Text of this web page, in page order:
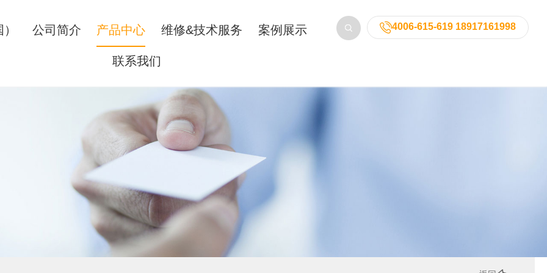
4006-615-619 18917161998
公司简介 产品中心 维修&技术服务 案例展示
联系我们